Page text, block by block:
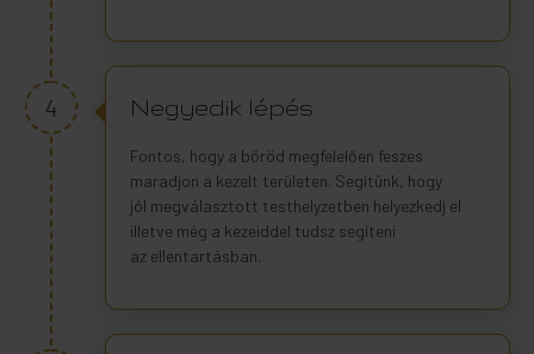
Negyedik lépés
Fontos, hogy a bőröd megfelelően feszes
maradjon a kezelt területen. Segítünk, hogy
jól megválasztott testhelyzetben helyezkedj el
illetve még a kezeiddel tudsz segíteni
az ellentartásban.
4